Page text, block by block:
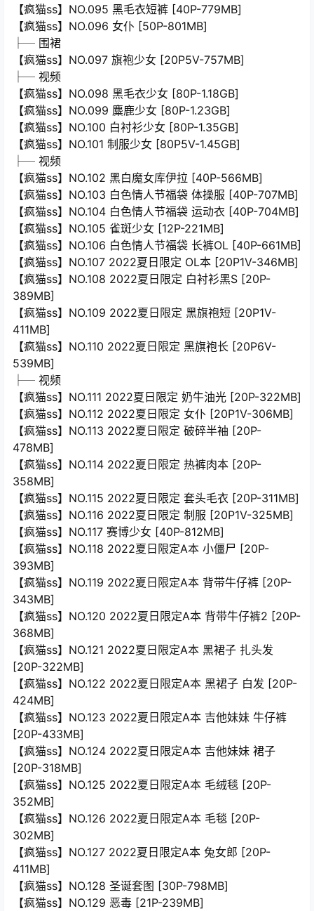
【疯猫ss】NO.095 黑毛衣短裤 [40P-779MB]
【疯猫ss】NO.096 女仆 [50P-801MB]
├─ 围裙
【疯猫ss】NO.097 旗袍少女 [20P5V-757MB]
├─ 视频
【疯猫ss】NO.098 黑毛衣少女 [80P-1.18GB]
【疯猫ss】NO.099 麋鹿少女 [80P-1.23GB]
【疯猫ss】NO.100 白衬衫少女 [80P-1.35GB]
【疯猫ss】NO.101 制服少女 [80P5V-1.45GB]
├─ 视频
【疯猫ss】NO.102 黑白魔女库伊拉 [40P-566MB]
【疯猫ss】NO.103 白色情人节福袋 体操服 [40P-707MB]
【疯猫ss】NO.104 白色情人节福袋 运动衣 [40P-704MB]
【疯猫ss】NO.105 雀斑少女 [12P-221MB]
【疯猫ss】NO.106 白色情人节福袋 长裤OL [40P-661MB]
【疯猫ss】NO.107 2022夏日限定 OL本 [20P1V-346MB]
【疯猫ss】NO.108 2022夏日限定 白衬衫黑S [20P-
389MB]
【疯猫ss】NO.109 2022夏日限定 黑旗袍短 [20P1V-
411MB]
【疯猫ss】NO.110 2022夏日限定 黑旗袍长 [20P6V-
539MB]
├─ 视频
【疯猫ss】NO.111 2022夏日限定 奶牛油光 [20P-322MB]
【疯猫ss】NO.112 2022夏日限定 女仆 [20P1V-306MB]
【疯猫ss】NO.113 2022夏日限定 破碎半袖 [20P-
478MB]
【疯猫ss】NO.114 2022夏日限定 热裤肉本 [20P-
358MB]
【疯猫ss】NO.115 2022夏日限定 套头毛衣 [20P-311MB]
【疯猫ss】NO.116 2022夏日限定 制服 [20P1V-325MB]
【疯猫ss】NO.117 赛博少女 [40P-812MB]
【疯猫ss】NO.118 2022夏日限定A本 小僵尸 [20P-
393MB]
【疯猫ss】NO.119 2022夏日限定A本 背带牛仔裤 [20P-
343MB]
【疯猫ss】NO.120 2022夏日限定A本 背带牛仔裤2 [20P-
368MB]
【疯猫ss】NO.121 2022夏日限定A本 黑裙子 扎头发
[20P-322MB]
【疯猫ss】NO.122 2022夏日限定A本 黑裙子 白发 [20P-
424MB]
【疯猫ss】NO.123 2022夏日限定A本 吉他妹妹 牛仔裤
[20P-433MB]
【疯猫ss】NO.124 2022夏日限定A本 吉他妹妹 裙子
[20P-318MB]
【疯猫ss】NO.125 2022夏日限定A本 毛绒毯 [20P-
352MB]
【疯猫ss】NO.126 2022夏日限定A本 毛毯 [20P-
302MB]
【疯猫ss】NO.127 2022夏日限定A本 兔女郎 [20P-
411MB]
【疯猫ss】NO.128 圣诞套图 [30P-798MB]
【疯猫ss】NO.129 恶毒 [21P-239MB]